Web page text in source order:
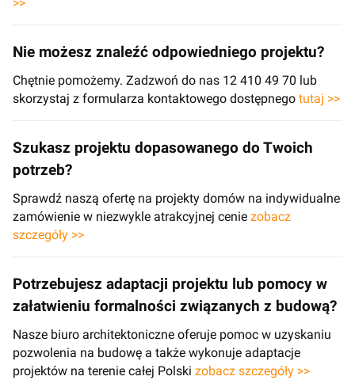
Nie możesz znaleźć odpowiedniego projektu?
Chętnie pomożemy. Zadzwoń do nas 12 410 49 70 lub
skorzystaj z formularza kontaktowego dostępnego tutaj >>
Szukasz projektu dopasowanego do Twoich
potrzeb?
Sprawdź naszą ofertę na projekty domów na indywidualne
zamówienie w niezwykle atrakcyjnej cenie zobacz
szczegóły >>
Potrzebujesz adaptacji projektu lub pomocy w
załatwieniu formalności związanych z budową?
Nasze biuro architektoniczne oferuje pomoc w uzyskaniu
pozwolenia na budowę a także wykonuje adaptacje
projektów na terenie całej Polski zobacz szczegóły >>